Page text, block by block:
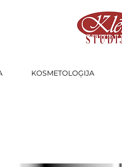
KOSMETOLOĢIJA